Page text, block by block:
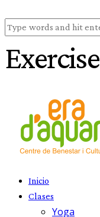
Exercise
Inicio
Clases
Yoga